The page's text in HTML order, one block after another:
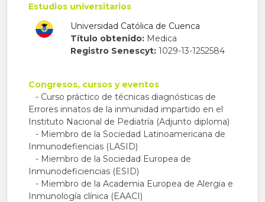
Estudios universitarios
Universidad Católica de Cuenca
Título obtenido:Medica
Registro Senescyt:1029-13-1252584
Congresos, cursos y eventos
- Curso práctico de técnicas diagnósticas de
Errores innatos de la inmunidad impartido en el
Instituto Nacional de Pediatría (Adjunto diploma)
- Miembro de la Sociedad Latinoamericana de
Inmunodefiencias (LASID)
- Miembro de la Sociedad Europea de
Inmunodeficiencias (ESID)
- Miembro de la Academia Europea de Alergia e
Inmunología clínica (EAACI)